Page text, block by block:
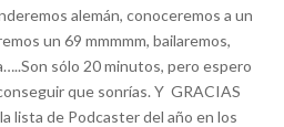
alemán, conoceremos a un
un 69 mmmmm, bailaremos,
sólo 20 minutos, pero espero
que sonrías. Y GRACIAS
lista de Podcaster del año en los